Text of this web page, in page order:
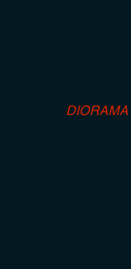
DIORAMA